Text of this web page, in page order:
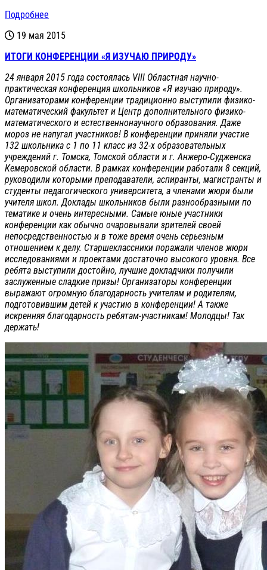
Подробнее
19 мая 2015
ИТОГИ КОНФЕРЕНЦИИ «Я ИЗУЧАЮ ПРИРОДУ»
24 января 2015 года состоялась VIII Областная научно-
практическая конференция школьников «Я изучаю природу».
Организаторами конференции традиционно выступили физико-
математический факультет и Центр дополнительного физико-
математического и естественнонаучного образования. Даже
мороз не напугал участников! В конференции приняли участие
132 школьника с 1 по 11 класс из 32-х образовательных
учреждений г. Томска, Томской области и г. Анжеро-Судженска
Кемеровской области. В рамках конференции работали 8 секций,
руководили которыми преподаватели, аспиранты, магистранты и
студенты педагогического университета, а членами жюри были
учителя школ. Доклады школьников были разнообразными по
тематике и очень интересными. Самые юные участники
конференции как обычно очаровывали зрителей своей
непосредственностью и в тоже время очень серьезным
отношением к делу. Старшеклассники поражали членов жюри
исследованиями и проектами достаточно высокого уровня. Все
ребята выступили достойно, лучшие докладчики получили
заслуженные сладкие призы! Организаторы конференции
выражают огромную благодарность учителям и родителям,
подготовившим детей к участию в конференции! А также
искренняя благодарность ребятам-участникам! Молодцы! Так
держать!